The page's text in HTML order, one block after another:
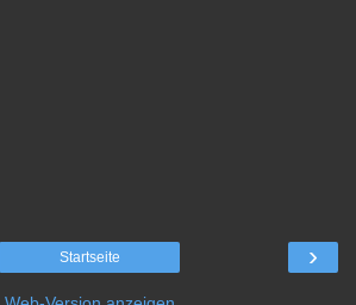
›
Startseite